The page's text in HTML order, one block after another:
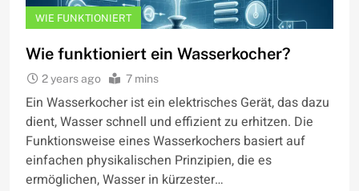
WIE FUNKTIONIERT
Wie funktioniert ein Wasserkocher?
2 years ago 7 mins
Ein Wasserkocher ist ein elektrisches Gerät, das dazu
dient, Wasser schnell und effizient zu erhitzen. Die
Funktionsweise eines Wasserkochers basiert auf
einfachen physikalischen Prinzipien, die es
ermöglichen, Wasser in kürzester…